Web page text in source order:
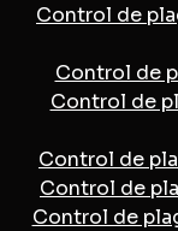
Control de
Control de
Control de
Control de
Control de
Control de